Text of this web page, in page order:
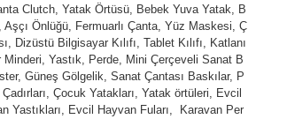
Clutch, Yatak Örtüsü, Bebek Yuva Yatak, B
Önlüğü, Fermuarlı Çanta, Yüz Maskesi, Ç
Dizüstü Bilgisayar Kılıfı, Tablet Kılıfı, Katlanı
Yastık, Perde, Mini Çerçeveli Sanat B
Güneş Gölgelik, Sanat Çantası Baskılar, P
Çocuk Yatakları, Yatak örtüleri, Evcil
Yastıkları, Evcil Hayvan Fuları, Karavan Per